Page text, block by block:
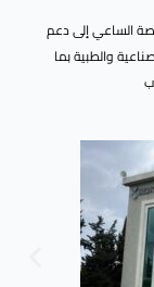
الساعي إلى دعم
والطبية بما